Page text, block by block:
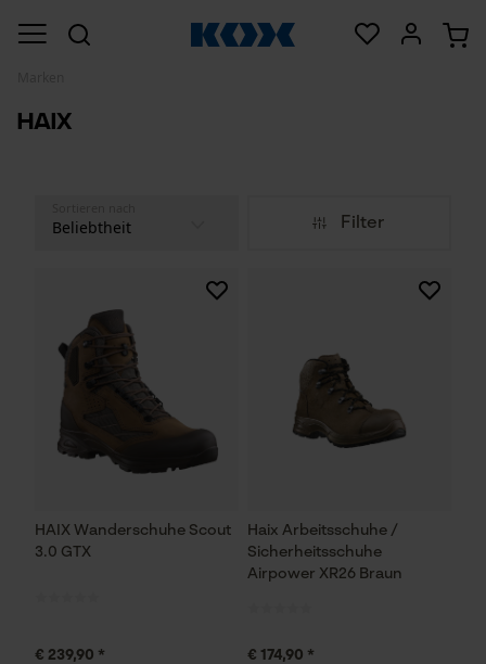
Haix
Filter
HAIX Wanderschuhe Scout
3.0 GTX
€ 239,90 *
Haix Arbeitsschuhe /
Sicherheitsschuhe
Airpower XR26 Braun
€ 174,90 *